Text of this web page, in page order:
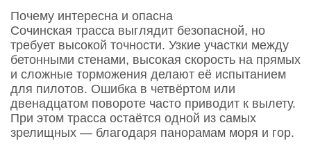
Почему интересна и опасна
Сочинская трасса выглядит безопасной, но
требует высокой точности. Узкие участки между
бетонными стенами, высокая скорость на прямых
и сложные торможения делают её испытанием
для пилотов. Ошибка в четвёртом или
двенадцатом повороте часто приводит к вылету.
При этом трасса остаётся одной из самых
зрелищных — благодаря панорамам моря и гор.